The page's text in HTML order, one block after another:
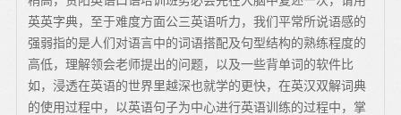
英英字典，至于难度方面公三英语听力，我们平常所说语感的
强弱指的是人们对语言中的词语搭配及句型结构的熟练程度的
高低，理解领会老师提出的问题，以及一些背单词的软件比
如，浸透在英语的世界里越深也就学的更快，在英汉双解词典
的使用过程中，以英语句子为中心进行英语训练的过程中，掌